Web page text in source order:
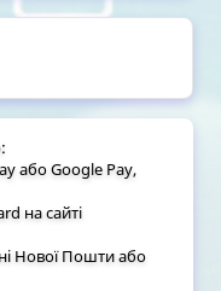
або Google Pay,
на сайті
Нової Пошти або